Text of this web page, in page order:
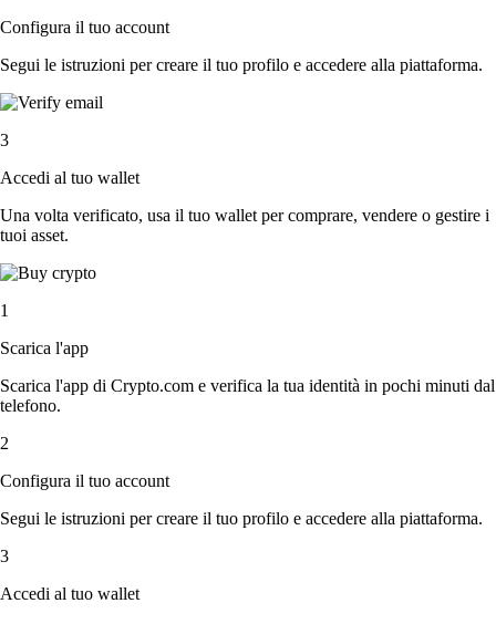
Configura il tuo account
Segui le istruzioni per creare il tuo profilo e accedere alla piattaforma.
3
Accedi al tuo wallet
Una volta verificato, usa il tuo wallet per comprare, vendere o gestire i
tuoi asset.
1
Scarica l'app
Scarica l'app di Crypto.com e verifica la tua identità in pochi minuti dal
telefono.
2
Configura il tuo account
Segui le istruzioni per creare il tuo profilo e accedere alla piattaforma.
3
Accedi al tuo wallet